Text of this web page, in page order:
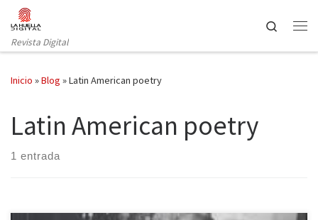
Saltar al contenido
Revista Digital
Search
Inicio »Blog »Latin American poetry
Latin American poetry
1 entrada